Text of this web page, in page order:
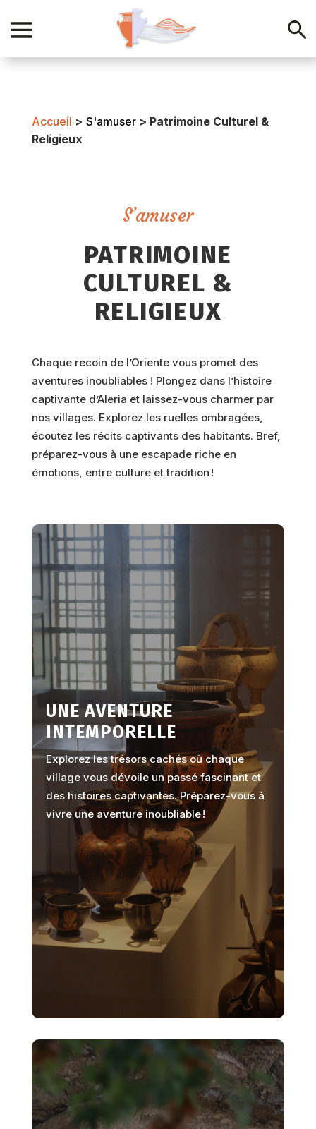
Accueil > S'amuser> Patrimoine Culturel &
Religieux
S’amuser
PATRIMOINE
CULTUREL &
RELIGIEUX
Chaque recoin de l’Oriente vous promet des
aventures inoubliables ! Plongez dans l’histoire
captivante d’Aleria et laissez-vous charmer par
nos villages. Explorez les ruelles ombragées,
écoutez les récits captivants des habitants. Bref,
préparez-vous à une escapade riche en
émotions, entre culture et tradition !
UNE AVENTURE
INTEMPORELLE
Explorez les trésors cachés où chaque
village vous dévoile un passé fascinant et
des histoires captivantes. Préparez-vous à
vivre une aventure inoubliable !